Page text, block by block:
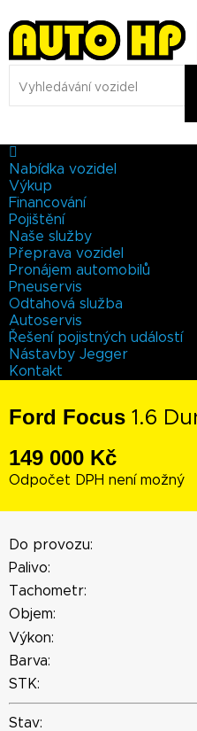
Nabídka vozidel
Výkup
Financování
Pojištění
Naše služby
Přeprava vozidel
Pronájem automobilů
Pneuservis
Odtahová služba
Autoservis
Řešení pojistných událostí
Nástavby Jegger
Kontakt
Ford Focus 1.6
149 000 Kč
Odpočet DPH není možný
Do provozu:
Palivo:
Tachometr:
Objem:
Výkon:
Barva:
STK:
Stav: